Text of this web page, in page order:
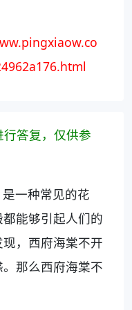
行答复，仅供参
一种常见的花
能够引起人们的
，西府海棠不开
那么西府海棠不